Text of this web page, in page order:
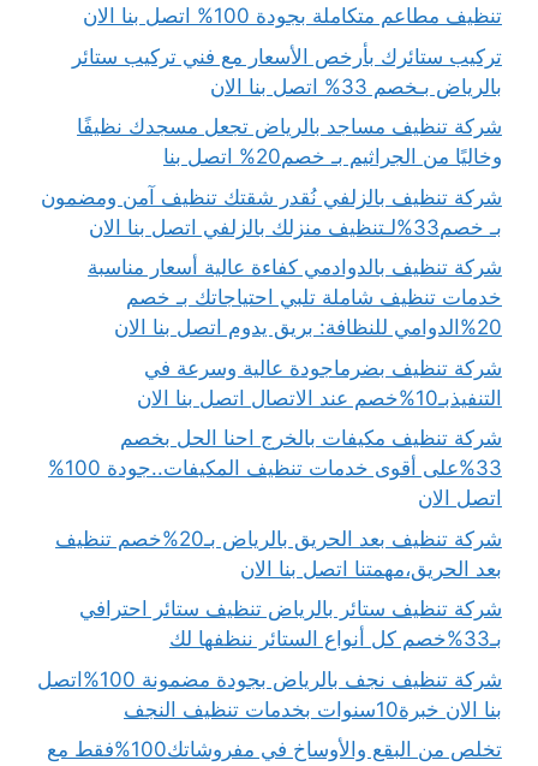
تنظيف مطاعم متكاملة بجودة 100% اتصل بنا الان
تركيب ستائرك بأرخص الأسعار مع فني تركيب ستائر
بالرياض بـخصم 33% اتصل بنا الان
شركة تنظيف مساجد بالرياض تجعل مسجدك نظيفًا
وخاليًا من الجراثيم بـ خصم20% اتصل بنا
شركة تنظيف بالزلفي نُقدر شقتك تنظيف آمن ومضمون
بـ خصم33%لـتنظيف منزلك بالزلفي اتصل بنا الان
شركة تنظيف بالدوادمي كفاءة عالية أسعار مناسبة
خدمات تنظيف شاملة تلبي احتياجاتك بـ خصم
20%الدوامي للنظافة: بريق يدوم اتصل بنا الان
شركة تنظيف بضرماجودة عالية وسرعة في
التنفيذبـ10%خصم عند الاتصال اتصل بنا الان
شركة تنظيف مكيفات بالخرج احنا الحل بخصم
33%على أقوى خدمات تنظيف المكيفات..جودة 100%
اتصل الان
شركة تنظيف بعد الحريق بالرياض بـ20%خصم تنظيف
بعد الحريق،مهمتنا اتصل بنا الان
شركة تنظيف ستائر بالرياض تنظيف ستائر احترافي
بـ33%خصم كل أنواع الستائر ننظفها لك
شركة تنظيف نجف بالرياض بجودة مضمونة 100%اتصل
بنا الان خبرة10سنوات بخدمات تنظيف النجف
تخلص من البقع والأوساخ في مفروشاتك100%فقط مع